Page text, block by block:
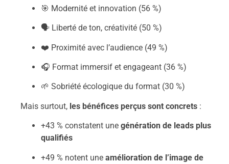
🎯 Modernité et innovation (56 %)
🗣 Liberté de ton, créativité (50 %)
❤️ Proximité avec l’audience (49 %)
🎧 Format immersif et engageant (36 %)
🌱 Sobriété écologique du format (30 %)
Mais surtout, les bénéfices perçus sont concrets :
+43 % constatent une génération de leads plus
qualifiés
+49 % notent une amélioration de l’image de